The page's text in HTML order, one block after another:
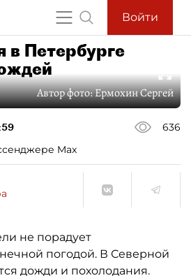
Войти
в Петербурге
Автор фото:Ермохин Сергей
636
Max
не порадует
погодой. В Северной
дожди и похолодания.